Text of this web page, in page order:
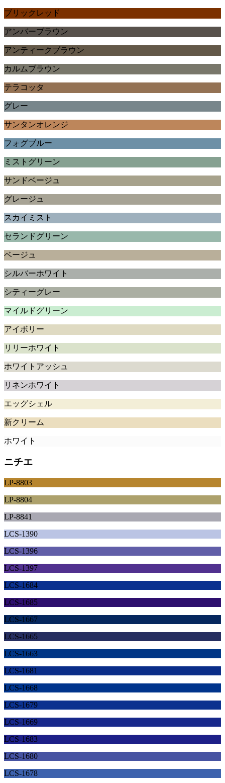
ブリックレッド
アンバーブラウン
アンティークブラウン
カルムブラウン
テラコッタ
グレー
サンタンオレンジ
フォグブルー
ミストグリーン
サンドベージュ
グレージュ
スカイミスト
セランドグリーン
ベージュ
シルバーホワイト
シティーグレー
マイルドグリーン
アイボリー
リリーホワイト
ホワイトアッシュ
リネンホワイト
エッグシェル
新クリーム
ホワイト
ニチエ
LP-8803
LP-8804
LP-8841
LCS-1390
LCS-1396
LCS-1397
LCS-1684
LCS-1685
LCS-1667
LCS-1665
LCS-1663
LCS-1681
LCS-1668
LCS-1679
LCS-1669
LCS-1683
LCS-1680
LCS-1678